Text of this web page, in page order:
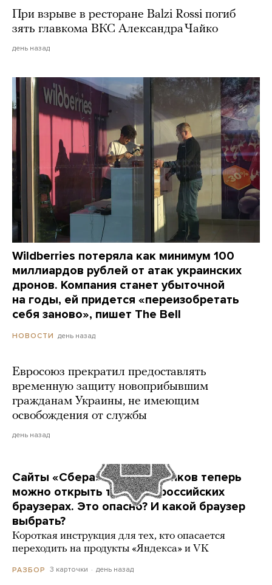
При взрыве в ресторане Balzi Rossi погиб
зять главкома ВКС Александра Чайко
день назад
Wildberries потеряла как минимум 100
миллиардов рублей от атак украинских
дронов. Компания станет убыточной
на годы, ей придется «переизобретать
себя заново», пишет The Bell
НОВОСТИ день назад
Евросоюз прекратил предоставлять
временную защиту новоприбывшим
гражданам Украины, не имеющим
освобождения от службы
день назад
Сайты «Сбера» и других банков теперь
можно открыть только в российских
браузерах. Это опасно? И какой браузер
выбрать?
Короткая инструкция для тех, кто опасается
переходить на продукты «Яндекса» и VK
РАЗБОР 3 карточки день назад